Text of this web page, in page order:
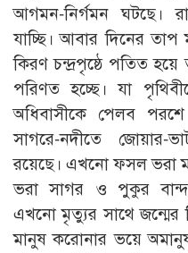
আগমন-নির্গমন ঘটছে।
যাচ্ছি। আবার দিনের তাপ
কিরণ চন্দ্রপৃষ্ঠে পতিত
পরিণত হচ্ছে। যা
অধিবাসীকে পেলব
সাগরে-নদীতে জোয়ার-
রয়েছে। এখনো ফসল ভরা
ভরা সাগর ও পুকুর
এখনো মৃত্যুর সাথে জন্মের
মানুষ করোনার ভয়ে